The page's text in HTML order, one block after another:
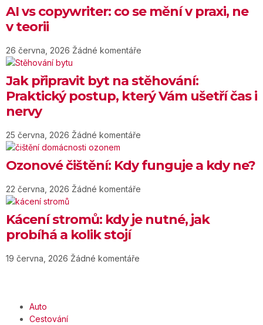
AI vs copywriter: co se mění v praxi, ne
v teorii
26 června, 2026 Žádné komentáře
Jak připravit byt na stěhování:
Praktický postup, který Vám ušetří čas i
nervy
25 června, 2026 Žádné komentáře
Ozonové čištění: Kdy funguje a kdy ne?
22 června, 2026 Žádné komentáře
Kácení stromů: kdy je nutné, jak
probíhá a kolik stojí
19 června, 2026 Žádné komentáře
Auto
Cestování